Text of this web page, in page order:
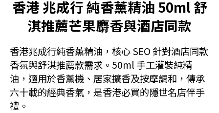
香港 兆成行 純香薰精油 50ml 舒
淇推薦芒果麝香與酒店同款
香港兆成行純香薰精油，核心 SEO 針對酒店同款
香氛與舒淇推薦款需求。50ml 手工灌裝純精
油，適用於香薰機、居家擴香及按摩調和，傳承
六十載的經典香氣，是香港必買的隱世名店伴手
禮。